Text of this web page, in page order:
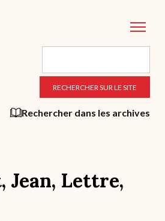
Rechercher dans les archives
Jean, Lettre,